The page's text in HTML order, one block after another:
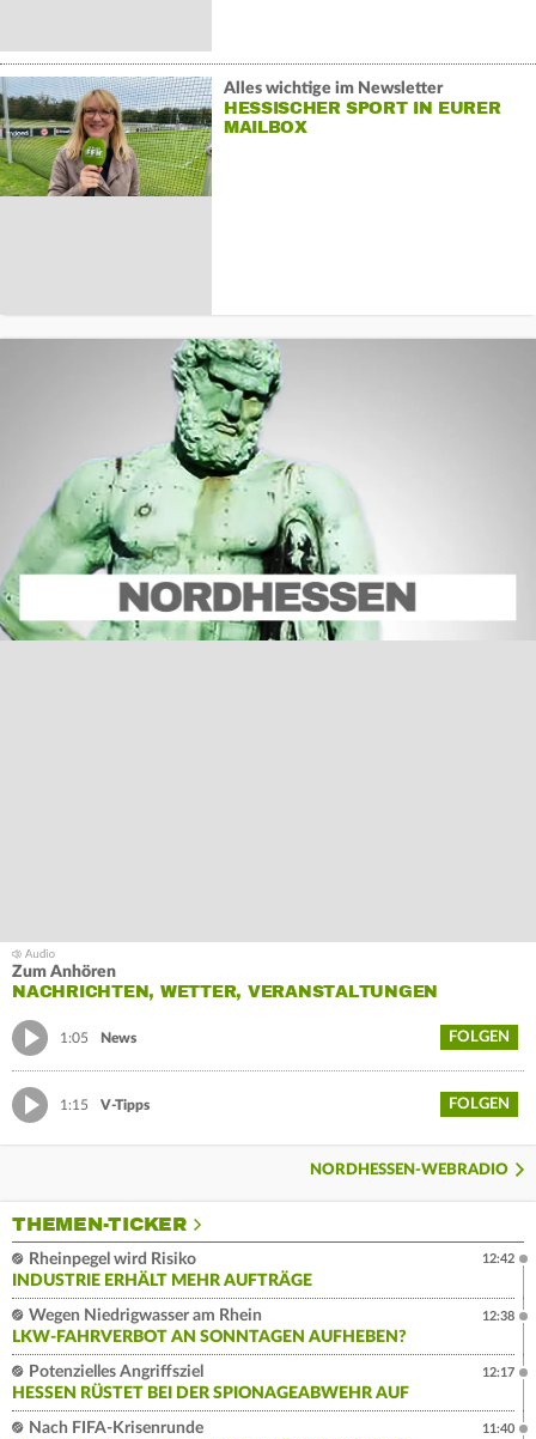
Alles wichtige im Newsletter
HESSISCHER SPORT IN EURER
MAILBOX
Zum Anhören
NACHRICHTEN, WETTER, VERANSTALTUNGEN
1:05 News FOLGEN
1:15 V-Tipps FOLGEN
NORDHESSEN-WEBRADIO
THEMEN-TICKER
Rheinpegel wird Risiko
INDUSTRIE ERHÄLT MEHR AUFTRÄGE
12:42
Wegen Niedrigwasser am Rhein
LKW-FAHRVERBOT AN SONNTAGEN AUFHEBEN?
12:38
Potenzielles Angriffsziel
HESSEN RÜSTET BEI DER SPIONAGEABWEHR AUF
12:17
Nach FIFA-Krisenrunde
11:40